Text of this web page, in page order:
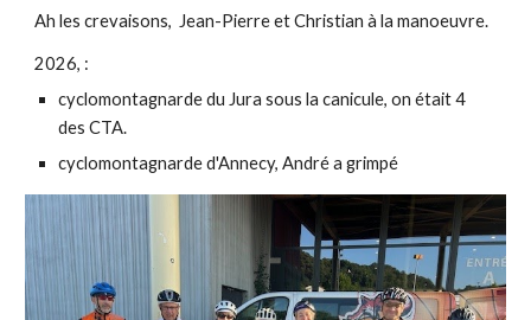
Ah les crevaisons, Jean-Pierre et Christian à la manoeuvre.
2026, :
cyclomontagnarde du Jura sous la canicule, on était 4
des CTA.
cyclomontagnarde d'Annecy, André a grimpé